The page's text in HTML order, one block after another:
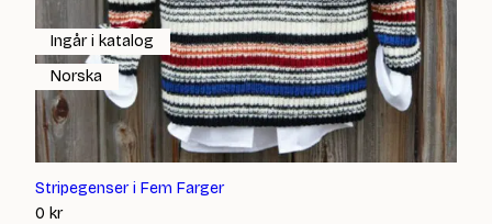
Stripegenser i Fem Farger
0 kr
Ingår i katalog
Norska